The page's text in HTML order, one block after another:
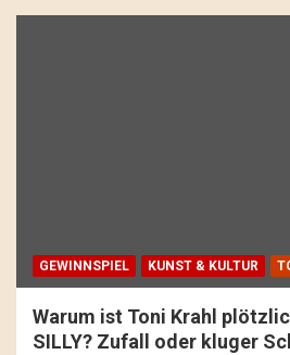
GEWINNSPIEL KUNST & KULTUR
Warum ist Toni Krahl
SILLY? Zufall oder kluger